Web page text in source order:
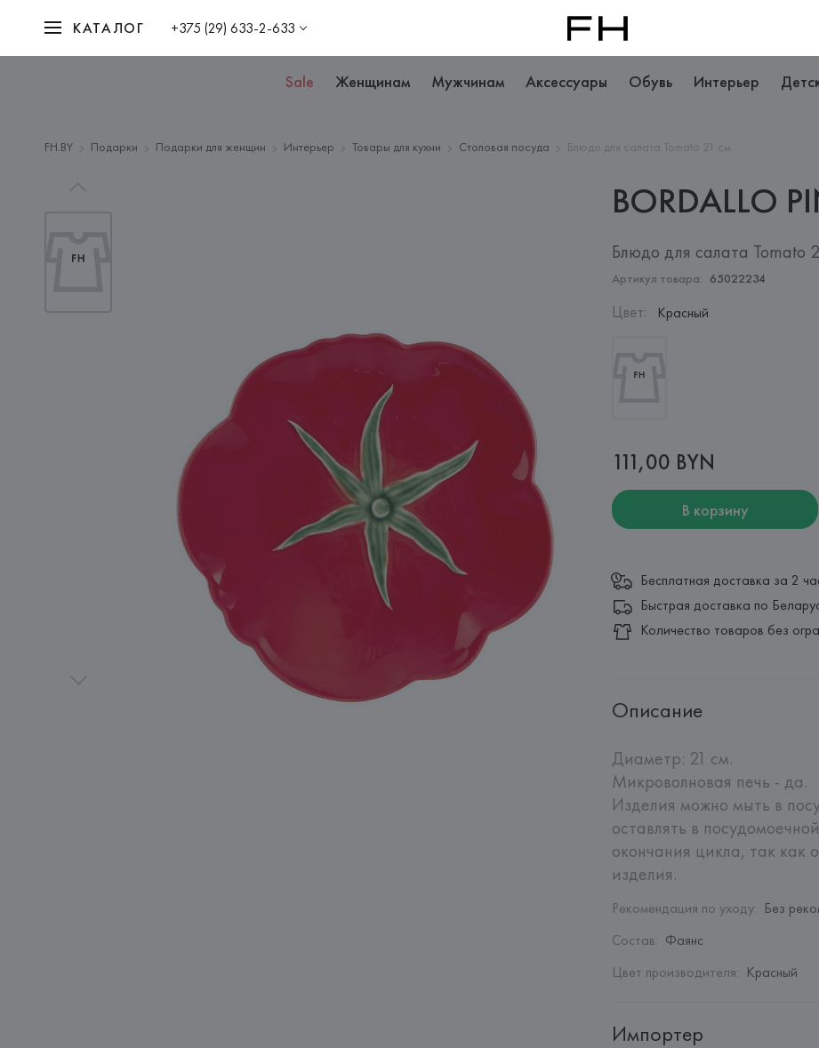
КАТАЛОГ +375 (29) 633-2-633
Sale Женщинам Мужчинам Аксессуары Обувь Интерьер
FH.BY Подарки Подарки для женщин Интерьер Товары для кухни Столовая посуда Блюдо для салата Tomato 21 см
BORDALLO
Блюдо для салата Tomato
Артикул товара: 65022234
Цвет: Красный
111,00 BYN
В корзину
Бесплатная доставка за 2
Быстрая доставка по
Количество товаров без
Описание
Диаметр: 21 см.
Микроволновая печь - да.
Изделия можно мыть в
оставлять в
окончания цикла, так
изделия.
Рекомендация по уходу: Без
Состав: Фаянс
Цвет производителя: Красный
Импортер